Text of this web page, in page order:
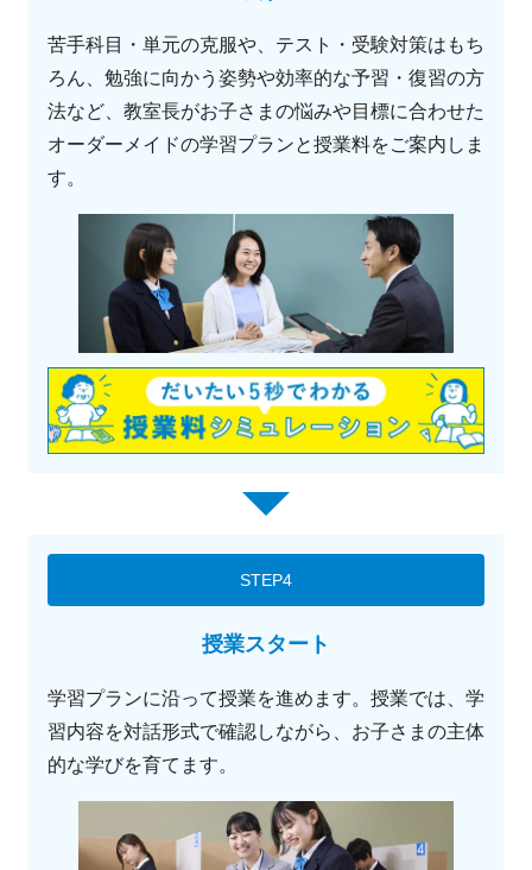
苦手科目・単元の克服や、テスト・受験対策はもち
ろん、勉強に向かう姿勢や効率的な予習・復習の方
法など、教室長がお子さまの悩みや目標に合わせた
オーダーメイドの学習プランと授業料をご案内しま
す。
STEP4
授業スタート
学習プランに沿って授業を進めます。授業では、学
習内容を対話形式で確認しながら、お子さまの主体
的な学びを育てます。